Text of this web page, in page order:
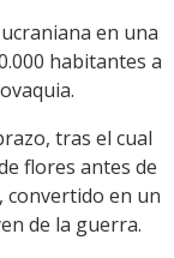
en una
habitantes a
tras el cual
flores antes de
convertido en un
de la guerra.